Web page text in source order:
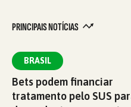
PRINCIPAIS NOTÍCIAS
BRASIL
Bets podem financiar
tratamento pelo SUS